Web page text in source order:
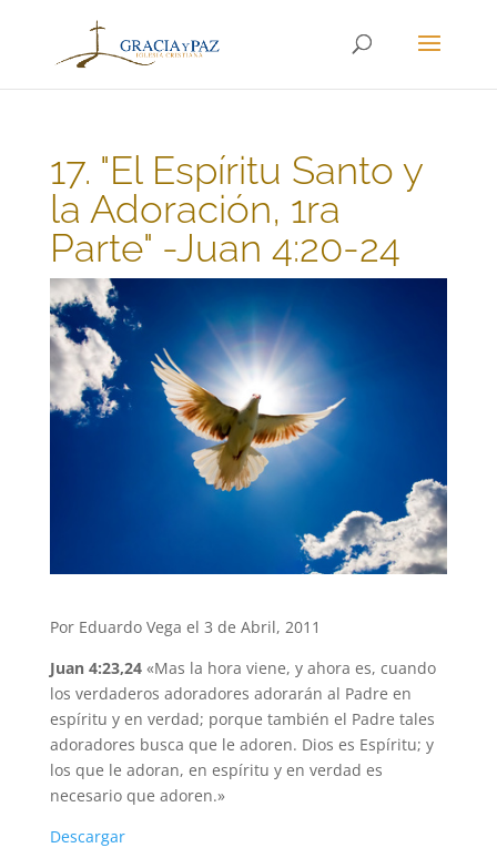
17. "El Espíritu Santo y
la Adoración, 1ra
Parte" -Juan 4:20-24
Por Eduardo Vega el 3 de Abril, 2011
Juan 4:23,24«Mas la hora viene, y ahora es, cuando
los verdaderos adoradores adorarán al Padre en
espíritu y en verdad; porque también el Padre tales
adoradores busca que le adoren. Dios es Espíritu; y
los que le adoran, en espíritu y en verdad es
necesario que adoren.»
Descargar